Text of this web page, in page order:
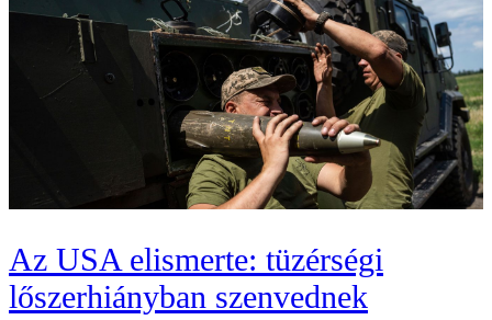
Az USA elismerte: tüzérségi
lőszerhiányban szenvednek